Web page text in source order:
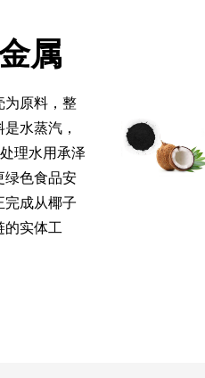
属
为原料，整
水蒸汽，
理水用承泽
绿色食品安
完成从椰子
实体工